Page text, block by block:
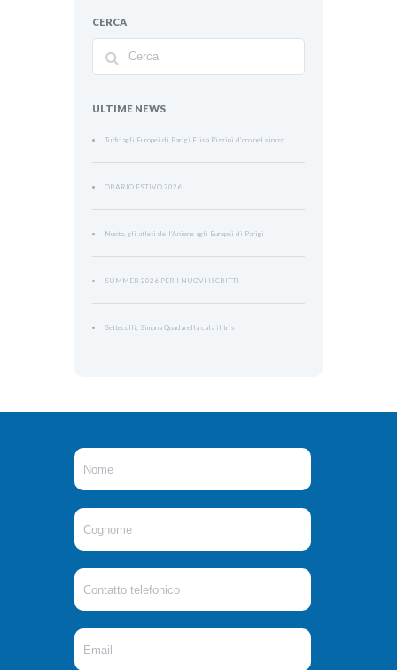
CERCA
ULTIME NEWS
Tuffi: agli Europei di Parigi Elisa Pizzini d’oro nel sincro
ORARIO ESTIVO 2026
Nuoto, gli atleti dell’Aniene agli Europei di Parigi
SUMMER 2026 PER I NUOVI ISCRITTI
Settecolli, Simona Quadarella cala il tris